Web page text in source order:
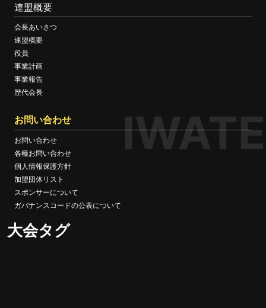
IWATE
連盟概要
会長あいさつ
連盟概要
役員
事業計画
事業報告
歴代会長
お問い合わせ
お問い合わせ
各種お問い合わせ
個人情報保護方針
加盟団体リスト
スポンサーについて
ガバナンスコードの公表について
大会タグ